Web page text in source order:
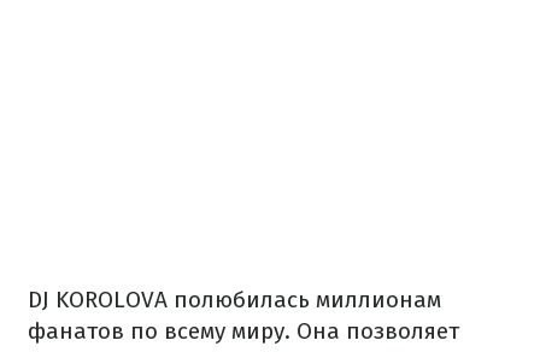
DJ KOROLOVA полюбилась миллионам
фанатов по всему миру. Она позволяет